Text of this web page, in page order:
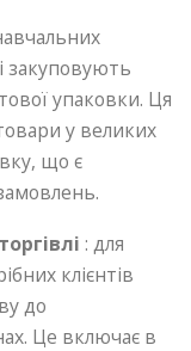
закуповують
упаковки. Ця
у великих
що є
: для
клієнтів
до
Це включає в